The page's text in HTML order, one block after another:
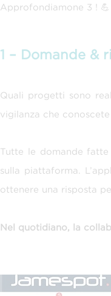
Approfondiamone 3 ! 💪
1 – Domande &
Quali progetti sono
vigilanza che conoscete
Tutte le domande
sulla piattaforma.
ottenere una risposta
Nel quotidiano, la